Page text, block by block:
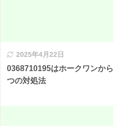
2025年4月22日
0368710195はホークワンか
つの対処法